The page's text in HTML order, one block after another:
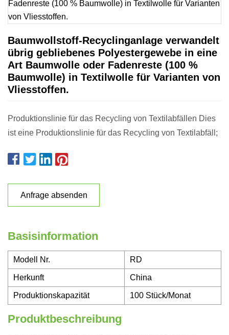
Baumwollstoff-Recyclinganlage verwandelt
übrig gebliebenes Polyestergewebe in eine
Art Baumwolle oder Fadenreste (100 %
Baumwolle) in Textilwolle für Varianten von
Vliesstoffen.
Produktionslinie für das Recycling von Textilabfällen Dies
ist eine Produktionslinie für das Recycling von Textilabfäll;
Anfrage absenden
Basisinformation
Modell Nr. RD
Herkunft China
Produktionskapazität 100 Stück/Monat
Produktbeschreibung